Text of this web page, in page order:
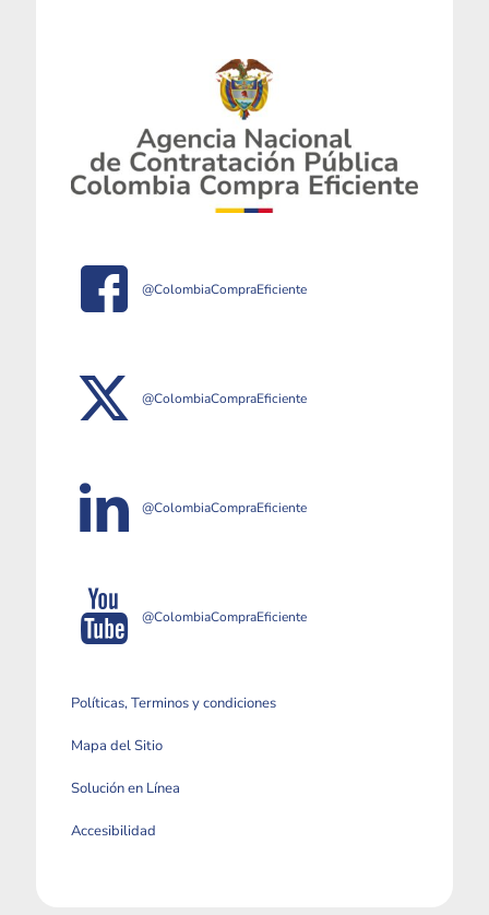
@ColombiaCompraEficiente
@ColombiaCompraEficiente
@ColombiaCompraEficiente
@ColombiaCompraEficiente
Políticas, Terminos y condiciones
Mapa del Sitio
Solución en Línea
Accesibilidad